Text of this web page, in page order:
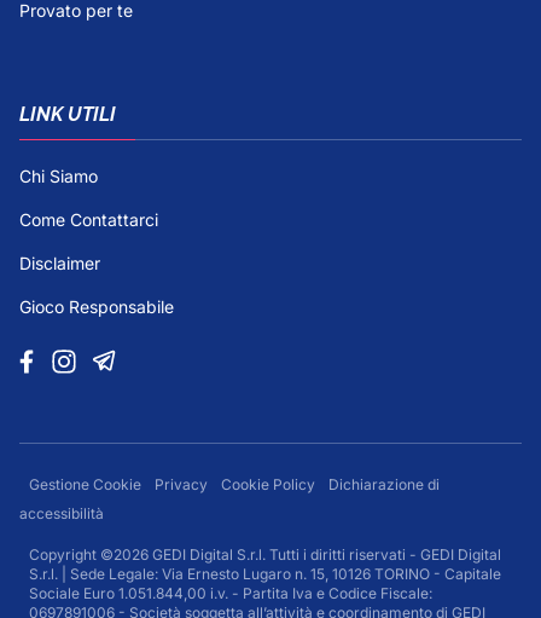
Provato per te
LINK UTILI
Chi Siamo
Come Contattarci
Disclaimer
Gioco Responsabile
Gestione Cookie Privacy Cookie Policy
Dichiarazione di
accessibilità
Copyright ©2026 GEDI Digital S.r.l. Tutti i diritti riservati - GEDI Digital
S.r.l. | Sede Legale: Via Ernesto Lugaro n. 15, 10126 TORINO - Capitale
Sociale Euro 1.051.844,00 i.v. - Partita Iva e Codice Fiscale:
0697891006 - Società soggetta all’attività e coordinamento di GEDI